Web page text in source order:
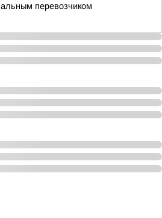
перевозчиком